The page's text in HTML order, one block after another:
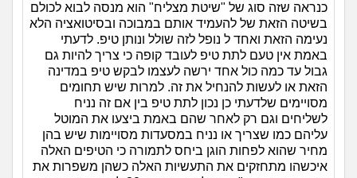
כנראה שזה סוג של "שיטת מצליח" הוא מנסה לבוא לכולם
בשיטה הזאת של להעמיד אותם במבוכה ובסיטואציה הלא
נעימה הזאת ואחד ל נופל לזה שולל ונותן טיפ. לדעתי
באמת אין טעם לתת טיפ לעובד קופה כי צריך להיות גם
גבול עד כמה כול אחד ירשה לעצמו לבקש טיפ במדינה
הזאת או לעשות להנחיל את זה. למרות שיש תחומים
מסויימים שלדעתי כן נכון לתת טיפ בין אם זה נניח
לשליחים וגם רק לאחר שהם באמת ביצעו את המוטל
עליהם כמו שצריך או נניח במסעדות מסויימות שיש בהן
מחיר שהוא לפחות הוגן ביחס לתמורה כי הטיפים האלה
איכשהו מתחזקים את התעשיות האלה כשהן משפרות את